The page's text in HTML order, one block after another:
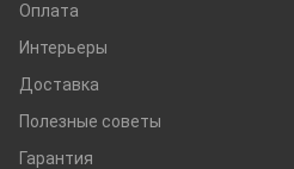
Оплата
Интерьеры
Доставка
Полезные советы
Гарантия